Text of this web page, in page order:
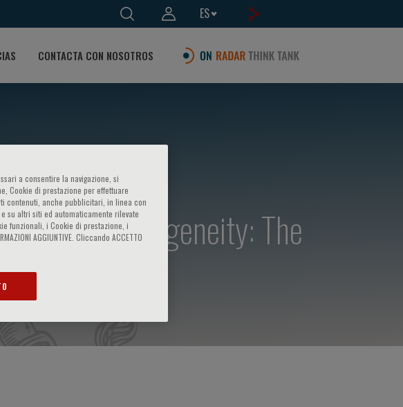
ES
CONTACTA CON NOSOTROS
Heterogeneity: The
a consentire la navigazione, si
Cookie di prestazione per effettuare
contenuti, anche pubblicitari, in linea con
su altri siti ed automaticamente rilevate
funzionali, i Cookie di prestazione, i
AGGIUNTIVE. Cliccando ACCETTO